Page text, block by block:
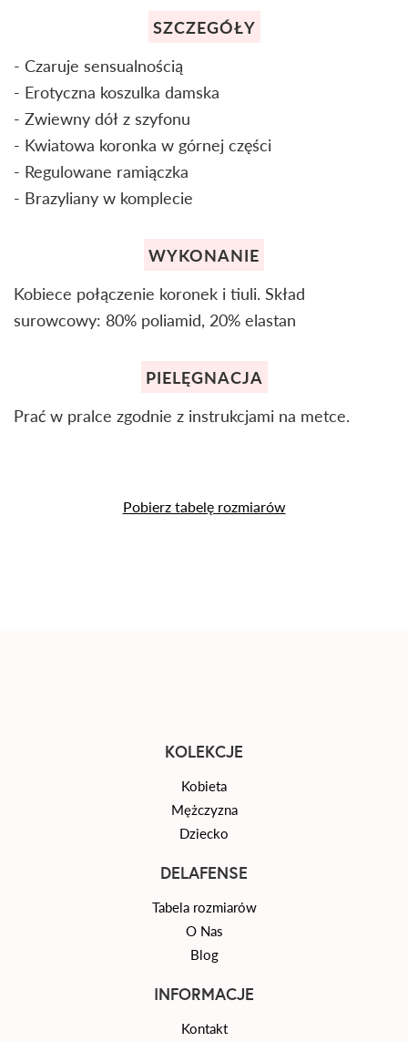
SZCZEGÓŁY
- Czaruje sensualnością
- Erotyczna koszulka damska
- Zwiewny dół z szyfonu
- Kwiatowa koronka w górnej części
- Regulowane ramiączka
- Brazyliany w komplecie
WYKONANIE
Kobiece połączenie koronek i tiuli. Skład
surowcowy: 80% poliamid, 20% elastan
PIELĘGNACJA
Prać w pralce zgodnie z instrukcjami na metce.
Pobierz tabelę rozmiarów
KOLEKCJE
Kobieta
Mężczyzna
Dziecko
DELAFENSE
Tabela rozmiarów
O Nas
Blog
INFORMACJE
Kontakt